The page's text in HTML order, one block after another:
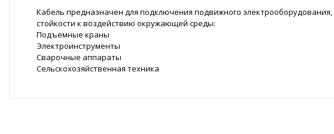
Кабель предназначен для подключения подвижного
стойкости к воздействию окружающей среды:
Подъемные краны
Электроинструменты
Сварочные аппараты
Сельскохозяйственная техника